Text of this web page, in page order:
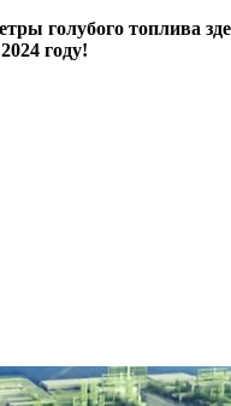
голубого топлива
году!